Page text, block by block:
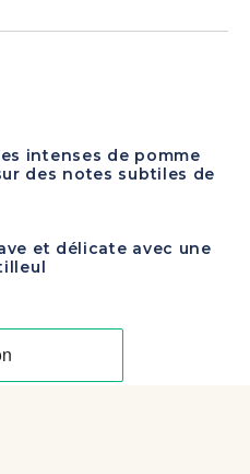
intenses de pomme
des notes subtiles de
et délicate avec une